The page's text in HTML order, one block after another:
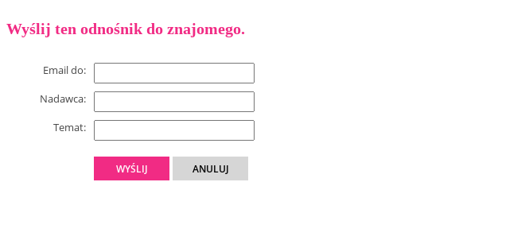
Wyślij ten odnośnik do znajomego.
Email do:
Nadawca:
Temat:
WYŚLIJ ANULUJ